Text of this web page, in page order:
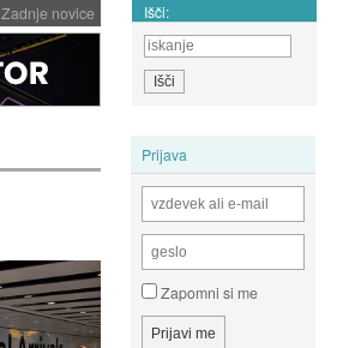
Zadnje novice Išči:
Prijava
Zapomni si me